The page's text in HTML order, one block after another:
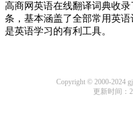
高商网英语在线翻译词典收
条，基本涵盖了全部常用英
是英语学习的有利工具。
Copyright © 2000-2024
更新时间：